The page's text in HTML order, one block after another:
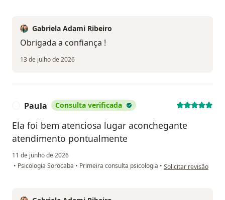
Gabriela Adami Ribeiro
Obrigada a confiança !
13 de julho de 2026
Paula Consulta verificada
Ela foi bem atenciosa lugar aconchegante
atendimento pontualmente
11 de junho de 2026
• Psicologia Sorocaba • Primeira consulta psicologia • na opinião do
Solicitar revisão